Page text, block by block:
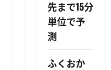
先まで15分
単位で予
測
ふくおか